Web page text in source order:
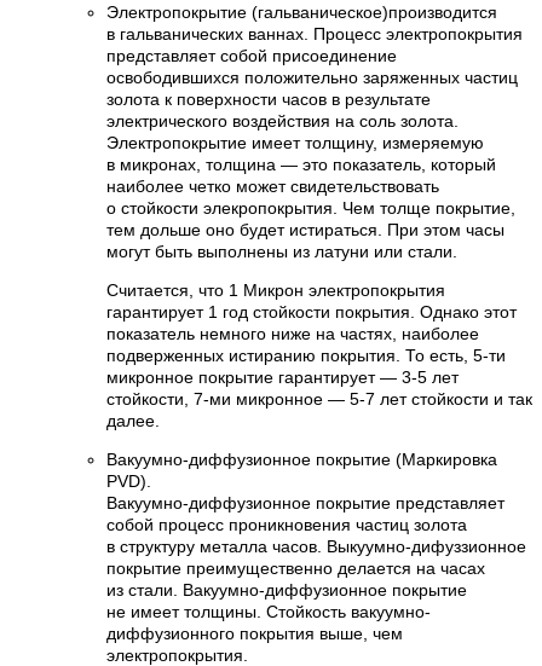
Электропокрытие (гальваническое)производится
в гальванических ваннах. Процесс электропокрытия
представляет собой присоединение
освободившихся положительно заряженных частиц
золота к поверхности часов в результате
электрического воздействия на соль золота.
Электропокрытие имеет толщину, измеряемую
в микронах, толщина — это показатель, который
наиболее четко может свидетельствовать
о стойкости элекропокрытия. Чем толще покрытие,
тем дольше оно будет истираться. При этом часы
могут быть выполнены из латуни или стали.
Считается, что 1 Микрон электропокрытия
гарантирует 1 год стойкости покрытия. Однако этот
показатель немного ниже на частях, наиболее
подверженных истиранию покрытия. То есть, 5-ти
микронное покрытие гарантирует — 3-5 лет
стойкости, 7-ми микронное — 5-7 лет стойкости и так
далее.
Вакуумно-диффузионное покрытие (Маркировка
PVD).
Вакуумно-диффузионное покрытие представляет
собой процесс проникновения частиц золота
в структуру металла часов. Выкуумно-дифуззионное
покрытие преимущественно делается на часах
из стали. Вакуумно-диффузионное покрытие
не имеет толщины. Стойкость вакуумно-
диффузионного покрытия выше, чем
электропокрытия.